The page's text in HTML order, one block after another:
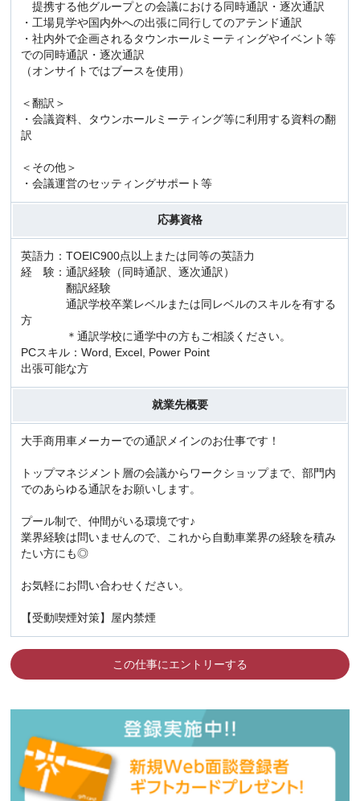
提携する他グループとの会議における同時通訳・逐次通訳
・工場見学や国内外への出張に同行してのアテンド通訳
・社内外で企画されるタウンホールミーティングやイベント等
での同時通訳・逐次通訳
（オンサイトではブースを使用）
＜翻訳＞
・会議資料、タウンホールミーティング等に利用する資料の翻
訳
＜その他＞
・会議運営のセッティングサポート等
応募資格
英語力：TOEIC900点以上または同等の英語力
経 験：通訳経験（同時通訳、逐次通訳）
翻訳経験
通訳学校卒業レベルまたは同レベルのスキルを有する
方
＊通訳学校に通学中の方もご相談ください。
PCスキル：Word, Excel, Power Point
出張可能な方
就業先概要
大手商用車メーカーでの通訳メインのお仕事です！
トップマネジメント層の会議からワークショップまで、部門内
でのあらゆる通訳をお願いします。
プール制で、仲間がいる環境です♪
業界経験は問いませんので、これから自動車業界の経験を積み
たい方にも◎
お気軽にお問い合わせください。
【受動喫煙対策】屋内禁煙
この仕事にエントリーする